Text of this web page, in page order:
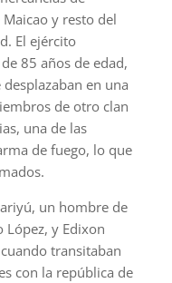
y resto del
El ejército
85 años de edad,
en una
de otro clan
una de las
de fuego, lo que
un hombre de
López, y Edixon
transitaban
con la república de